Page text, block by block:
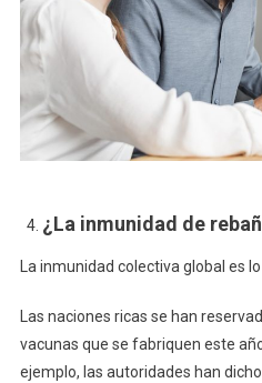
¿La inmunidad de
La inmunidad colectiva global es
Las naciones ricas se han
vacunas que se fabriquen este
ejemplo, las autoridades han